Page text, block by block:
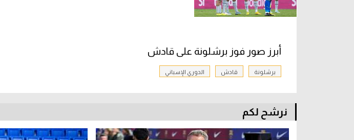
أبرز صور فوز برشلونة على قادش
برشلونة قادش الدوري الإسباني
نرشح لكم